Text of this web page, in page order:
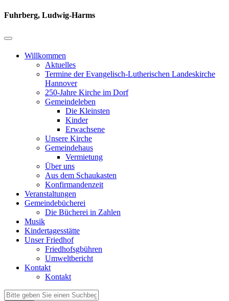
Fuhrberg, Ludwig-Harms
Willkommen
Aktuelles
Termine der Evangelisch-Lutherischen Landeskirche
Hannover
250-Jahre Kirche im Dorf
Gemeindeleben
Die Kleinsten
Kinder
Erwachsene
Unsere Kirche
Gemeindehaus
Vermietung
Über uns
Aus dem Schaukasten
Konfirmandenzeit
Veranstaltungen
Gemeindebücherei
Die Bücherei in Zahlen
Musik
Kindertagesstätte
Unser Friedhof
Friedhofsgbühren
Umweltbericht
Kontakt
Kontakt